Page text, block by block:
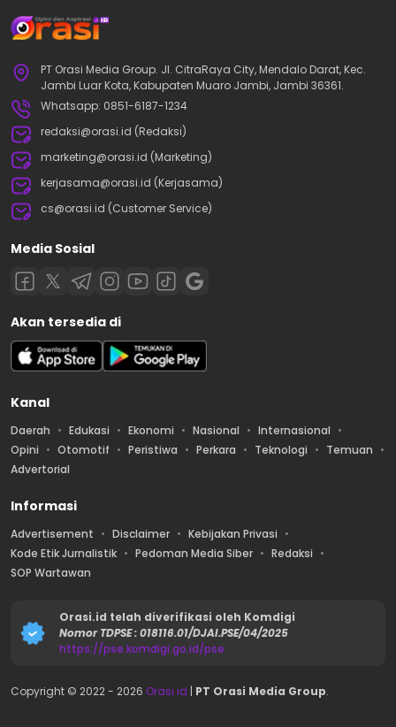
PT Orasi Media Group. Jl. CitraRaya City, Mendalo Darat, Kec.
Jambi Luar Kota, Kabupaten Muaro Jambi, Jambi 36361.
Whatsapp: 0851-6187-1234
redaksi@orasi.id (Redaksi)
marketing@orasi.id (Marketing)
kerjasama@orasi.id (Kerjasama)
cs@orasi.id (Customer Service)
Media Sosial
Akan tersedia di
Kanal
Daerah Edukasi Ekonomi Nasional
Internasional
Opini
Otomotif Peristiwa Perkara Teknologi
Temuan
Advertorial
Informasi
Advertisement Disclaimer
Kebijakan Privasi
Kode Etik Jurnalistik
Pedoman Media Siber
Redaksi
SOP Wartawan
Orasi.id telah diverifikasi oleh Komdigi
Nomor TDPSE : 018116.01/DJAI.PSE/04/2025
https://pse.komdigi.go.id/pse
Copyright © 2022 - 2026 Orasi.id | PT Orasi Media Group.